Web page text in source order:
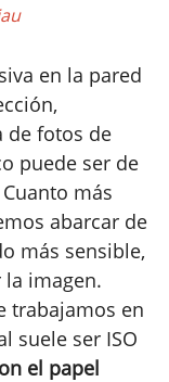
en la pared
de fotos de
puede ser de
más
abarcar de
más sensible,
imagen.
trabajamos en
suele ser ISO
el papel